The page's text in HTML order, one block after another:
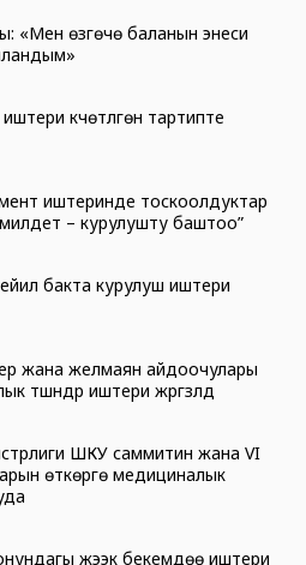
«Мен өзгөчө баланын энеси
күчөтүлгөн тартипте
иштеринде тоскоолдуктар
– курулушту баштоо”
бакта курулуш иштери
жана желмаян айдоочулары
иштери жүргүзүлдү
ШКУ саммитин жана VI
өткөрүүгө медициналык
жээк бекемдөө иштери